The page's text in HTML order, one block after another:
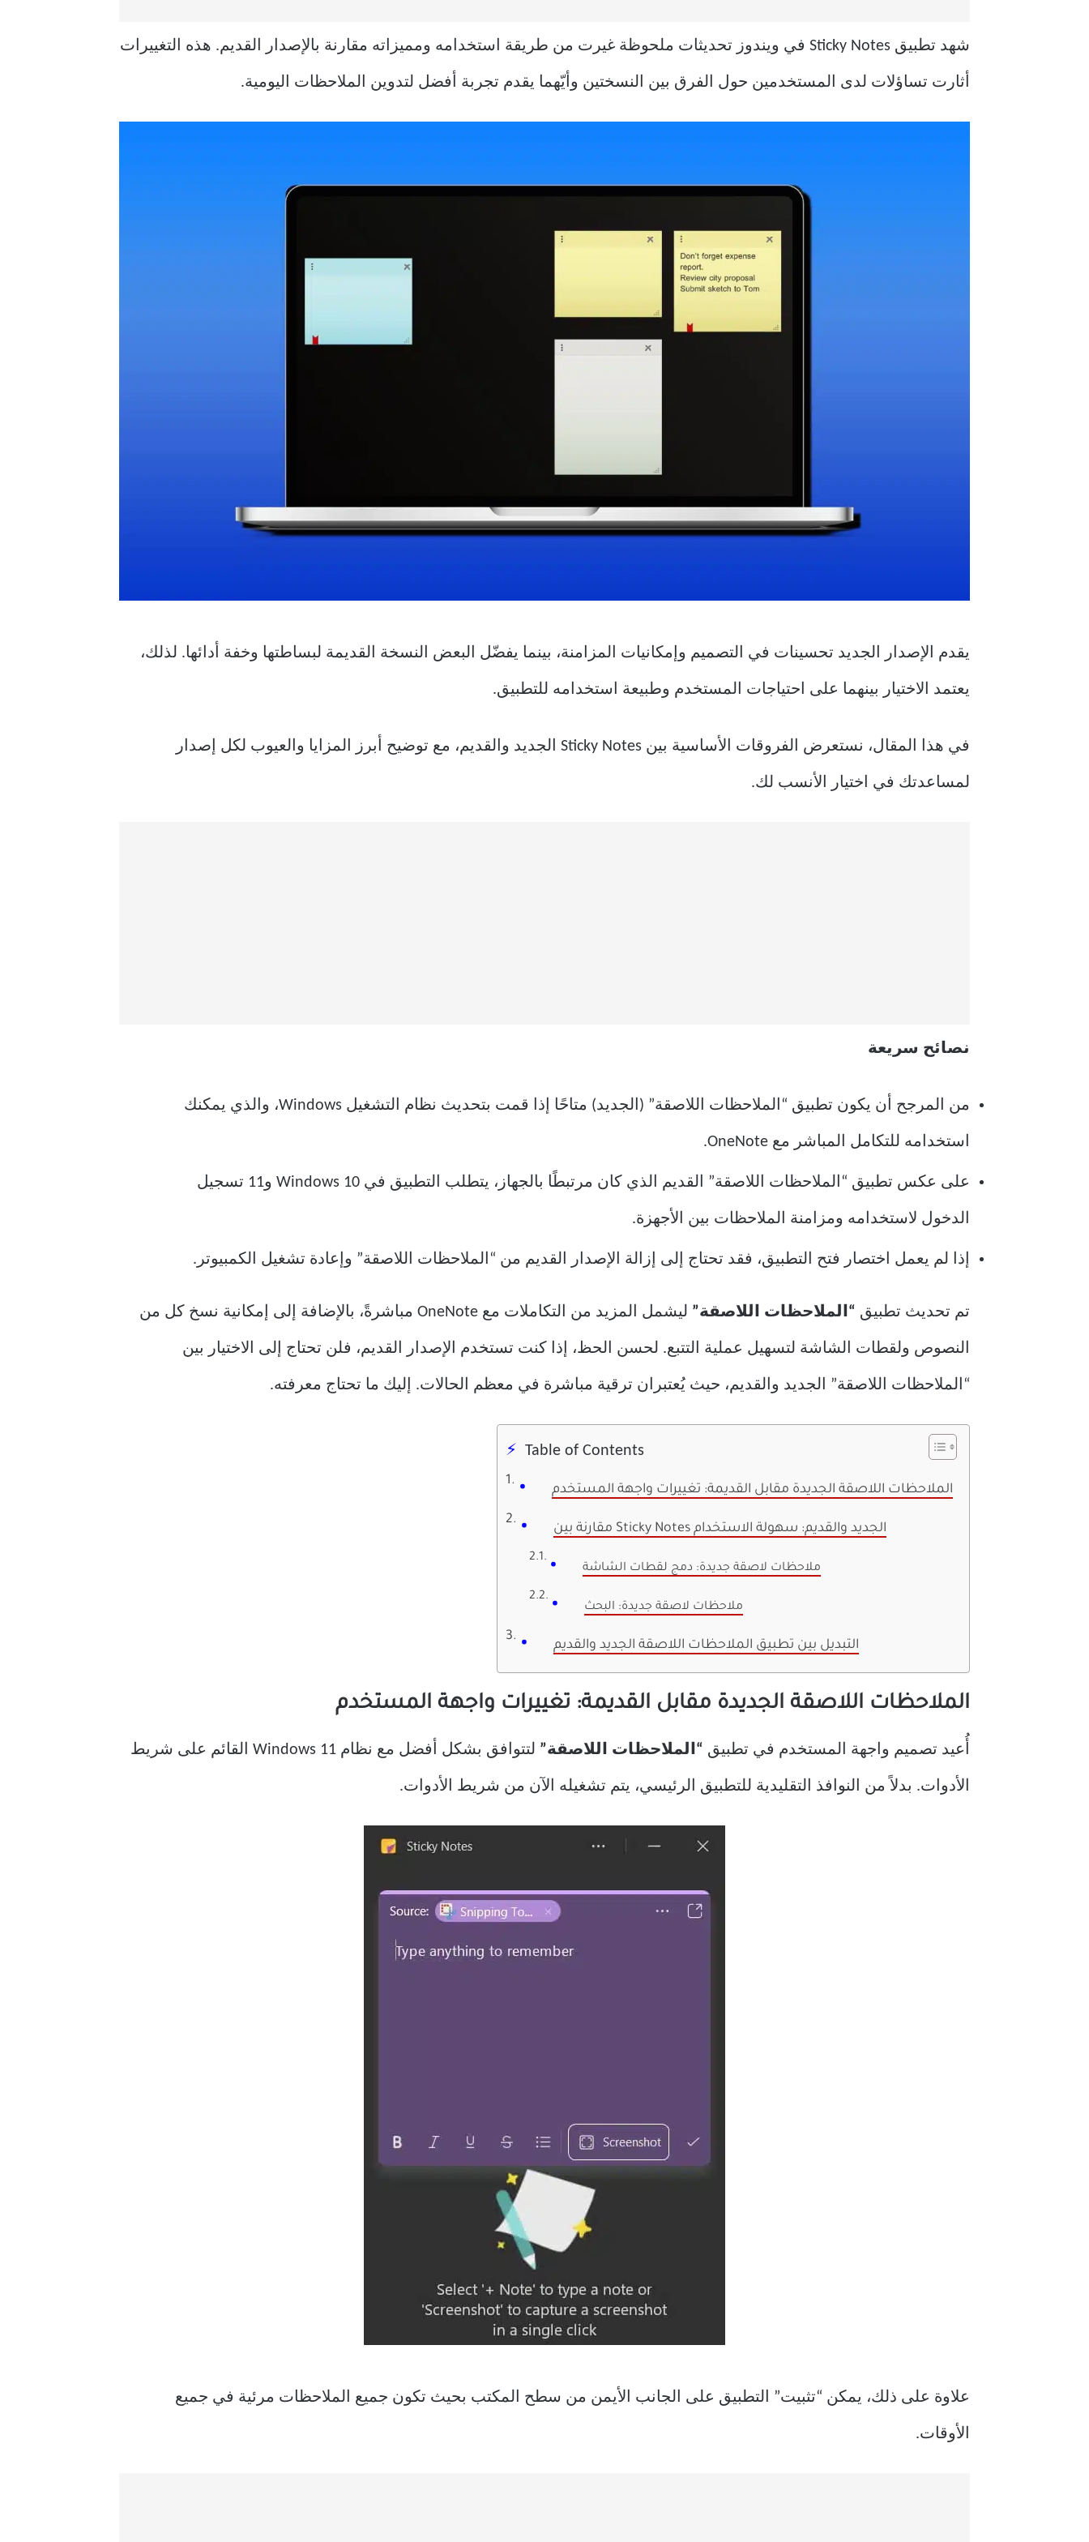
شهد تطبيق Sticky Notes في ويندوز تحديثات ملحوظة غيرت من طريقة استخدامه ومميزاته مقارنة بالإصدار القديم. هذه التغييرات
أثارت تساؤلات لدى المستخدمين حول الفرق بين النسختين وأيّهما يقدم تجربة أفضل لتدوين الملاحظات اليومية.
يقدم الإصدار الجديد تحسينات في التصميم وإمكانيات المزامنة، بينما يفضّل البعض النسخة القديمة لبساطتها وخفة أدائها. لذلك،
يعتمد الاختيار بينهما على احتياجات المستخدم وطبيعة استخدامه للتطبيق.
في هذا المقال، نستعرض الفروقات الأساسية بين Sticky Notes الجديد والقديم، مع توضيح أبرز المزايا والعيوب لكل إصدار
لمساعدتك في اختيار الأنسب لك.
نصائح سريعة
من المرجح أن يكون تطبيق “الملاحظات اللاصقة” (الجديد) متاحًا إذا قمت بتحديث نظام التشغيل Windows، والذي يمكنك
استخدامه للتكامل المباشر مع OneNote.
على عكس تطبيق “الملاحظات اللاصقة” القديم الذي كان مرتبطًا بالجهاز، يتطلب التطبيق في Windows 10 و11 تسجيل
الدخول لاستخدامه ومزامنة الملاحظات بين الأجهزة.
إذا لم يعمل اختصار فتح التطبيق، فقد تحتاج إلى إزالة الإصدار القديم من “الملاحظات اللاصقة” وإعادة تشغيل الكمبيوتر.
تم تحديث تطبيق “الملاحظات اللاصقة” ليشمل المزيد من التكاملات مع OneNote مباشرةً، بالإضافة إلى إمكانية نسخ كل من
النصوص ولقطات الشاشة لتسهيل عملية التتبع. لحسن الحظ، إذا كنت تستخدم الإصدار القديم، فلن تحتاج إلى الاختيار بين
“الملاحظات اللاصقة” الجديد والقديم، حيث يُعتبران ترقية مباشرة في معظم الحالات. إليك ما تحتاج معرفته.
Table of Contents
الملاحظات اللاصقة الجديدة مقابل القديمة: تغييرات واجهة المستخدم
مقارنة بين Sticky Notes الجديد والقديم: سهولة الاستخدام
ملاحظات لاصقة جديدة: دمج لقطات الشاشة
ملاحظات لاصقة جديدة: البحث
التبديل بين تطبيق الملاحظات اللاصقة الجديد والقديم
الملاحظات اللاصقة الجديدة مقابل القديمة: تغييرات واجهة المستخدم
أُعيد تصميم واجهة المستخدم في تطبيق “الملاحظات اللاصقة” لتتوافق بشكل أفضل مع نظام Windows 11 القائم على شريط
الأدوات. بدلاً من النوافذ التقليدية للتطبيق الرئيسي، يتم تشغيله الآن من شريط الأدوات.
علاوة على ذلك، يمكن “تثبيت” التطبيق على الجانب الأيمن من سطح المكتب بحيث تكون جميع الملاحظات مرئية في جميع
الأوقات.